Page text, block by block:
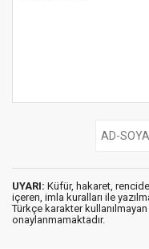
UYARI: Küfür, hakaret,
içeren, imla kuralları ile
Türkçe karakter
onaylanmamaktadır.